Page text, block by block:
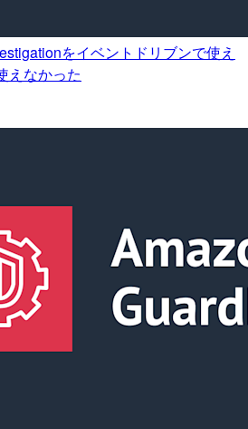
をイベントドリブンで使え
えなかった